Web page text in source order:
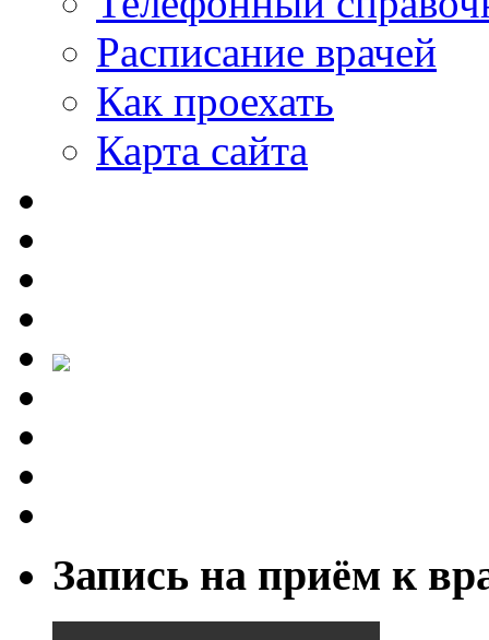
Расписание врачей
Как проехать
Карта сайта
Запись на приём к